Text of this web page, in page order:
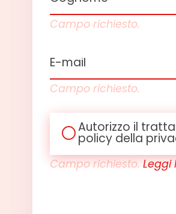
Campo richiesto.
Campo richiesto.
Autorizzo il
policy della
Campo richiesto. Leggi